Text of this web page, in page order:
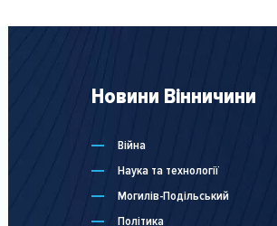
Новини Вінничини
Війна
Наука та технології
Могилів-Подільський
Політика